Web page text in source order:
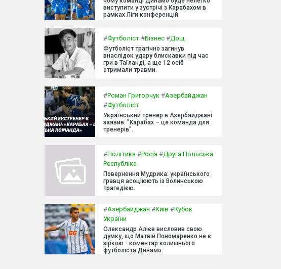
виступити у зустрічі з Карабахом в
рамках Ліги конференцій.
#Футболіст #Бізнес #Дощ
Футболіст трагічно загинув
внаслідок удару блискавки під час
гри в Таїланді, а ще 12 осіб
отримали травми.
#Роман Григорчук #Азербайджан
#Футболіст
Український тренер в Азербайджані
заявив: "Карабах – це команда для
тренерів".
#Політика #Росія #Друга Польська
Республіка
Повернення Мудрика: українського
гравця асоціюють із Волинською
трагедією.
#Азербайджан #Київ #Кубок
України
Олександр Алієв висловив свою
думку, що Матвій Пономаренко не є
зіркою - коментар колишнього
футболіста Динамо.